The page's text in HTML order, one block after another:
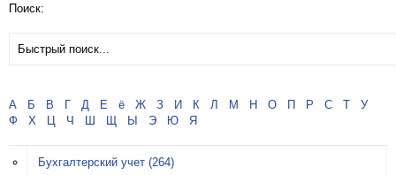
Поиск:
А Б В Г Д Е ё Ж З И К Л М Н О П Р С Т
У
Ф
Х Ц Ч Ш Щ Ы Э Ю Я
Бухгалтерский учет (264)